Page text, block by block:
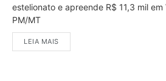
estelionato e apreende R$ 11,3 mil em
PM/MT
LEIA MAIS